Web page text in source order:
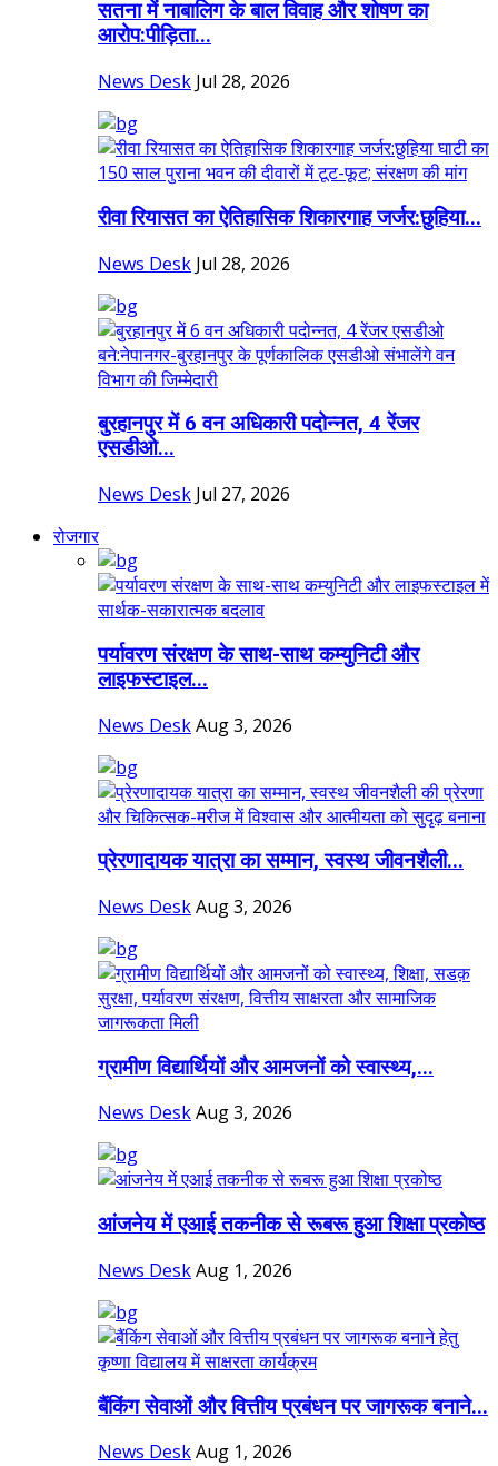
सतना में नाबालिग के बाल विवाह और शोषण का
आरोप:पीड़िता...
News Desk Jul 28, 2026
रीवा रियासत का ऐतिहासिक शिकारगाह जर्जर:छुहिया...
News Desk Jul 28, 2026
बुरहानपुर में 6 वन अधिकारी पदोन्नत, 4 रेंजर
एसडीओ...
News Desk Jul 27, 2026
रोजगार
पर्यावरण संरक्षण के साथ-साथ कम्युनिटी और
लाइफस्टाइल...
News DeskAug 3, 2026
प्रेरणादायक यात्रा का सम्मान, स्वस्थ जीवनशैली...
News DeskAug 3, 2026
ग्रामीण विद्यार्थियों और आमजनों को स्वास्थ्य,...
News DeskAug 3, 2026
आंजनेय में एआई तकनीक से रूबरू हुआ शिक्षा प्रकोष्ठ
News DeskAug 1, 2026
बैंकिंग सेवाओं और वित्तीय प्रबंधन पर जागरूक बनाने...
News DeskAug 1, 2026